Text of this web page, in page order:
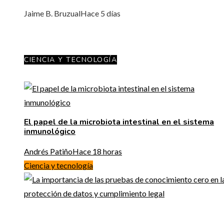
Jaime B. BruzualHace 5 días
CIENCIA Y TECNOLOGÍA
El papel de la microbiota intestinal en el sistema
inmunológico
Andrés PatiñoHace 18 horas
Ciencia y tecnología